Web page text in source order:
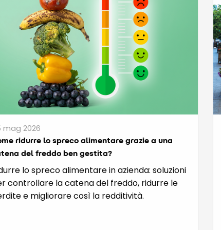
mag 2026
ridurre lo spreco alimentare grazie a una
del freddo ben gestita?
lo spreco alimentare in azienda: soluzioni
controllare la catena del freddo, ridurre le
e migliorare così la redditività.